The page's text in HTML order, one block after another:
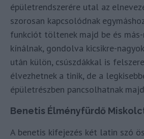
épületrendszerére utal az
szorosan kapcsolódnak
funkciót töltenek majd be és
kínálnak, gondolva kicsikre-
után külön, csúszdákkal is
élvezhetnek a tinik, de a
épületrészben pancsolhatnak
Benetis Élményfürdő
A benetis kifejezés két latin szó